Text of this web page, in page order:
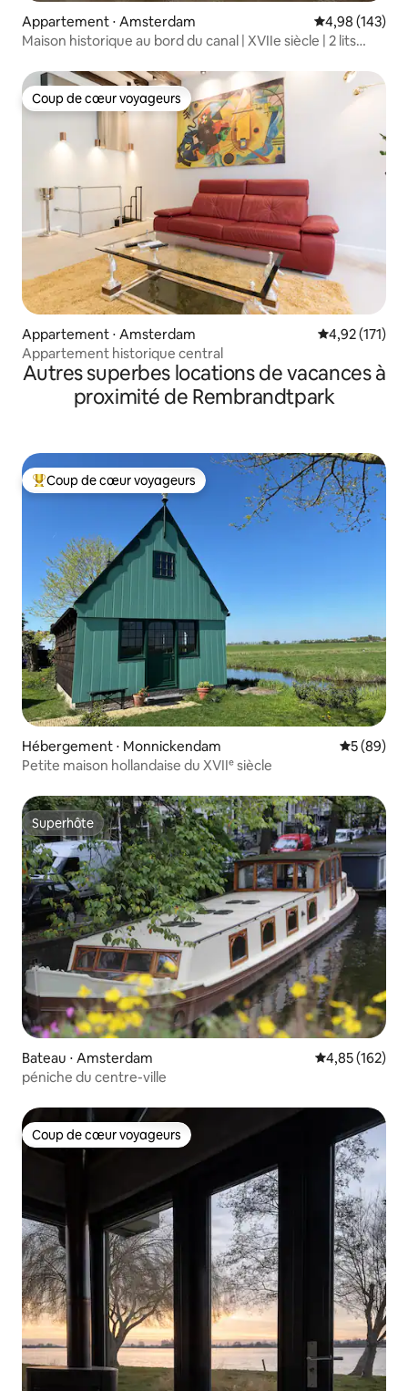
Appartement ⋅ Amsterdam Évaluation
4,98 (143)
Maison historique au bord du canal | XVIIe siècle | 2 lits
Coup de cœur voyageurs
Coup de cœur voyageurs
Appartement ⋅ Amsterdam Évaluation
4,92 (171)
Appartement historique central
Autres superbes locations de vacances à
proximité de Rembrandtpark
Coups de cœur voyageurs les plus appréciés
Coup de cœur voyageurs
Hébergement ⋅ Monnickendam
5 (89)
Petite maison hollandaise du XVIIᵉ siècle
Superhôte
Superhôte
Bateau ⋅ Amsterdam Évaluation
4,85 (162)
péniche du centre-ville
Coup de cœur voyageurs
Coup de cœur voyageurs